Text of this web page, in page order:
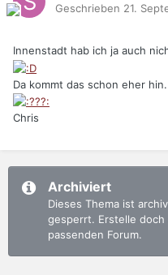
Geschrieben 21.
Innenstadt hab ich ja auch
Da kommt das schon eher
Chris
Archiviert
Dieses Thema ist
gesperrt. Erstelle doch
passenden Forum.